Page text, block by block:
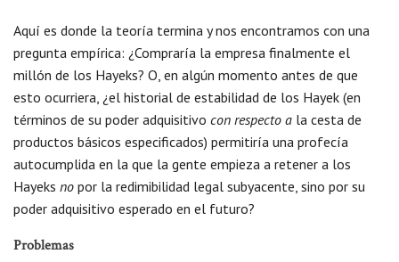
Aquí es donde la teoría termina y nos encontramos con una
pregunta empírica: ¿Compraría la empresa finalmente el
millón de los Hayeks? O, en algún momento antes de que
esto ocurriera, ¿el historial de estabilidad de los Hayek (en
términos de su poder adquisitivo con respecto a la cesta de
productos básicos especificados) permitiría una profecía
autocumplida en la que la gente empieza a retener a los
Hayeks no por la redimibilidad legal subyacente, sino por su
poder adquisitivo esperado en el futuro?
Problemas